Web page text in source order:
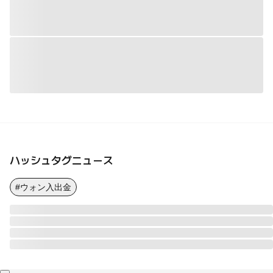
ハッシュタグニュース
#ウォン入出金